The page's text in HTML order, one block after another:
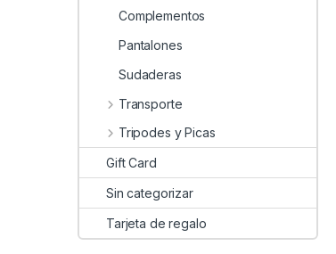
Complementos
Pantalones
Sudaderas
Transporte
Tripodes y Picas
Gift Card
Sin categorizar
Tarjeta de regalo